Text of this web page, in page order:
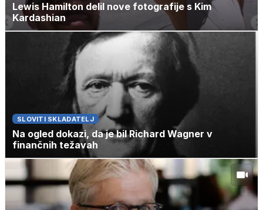
Lewis Hamilton delil nove fotografije s Kim
Kardashian
SLOVITI SKLADATELJ
Na ogled dokazi, da je bil Richard Wagner v
finančnih težavah